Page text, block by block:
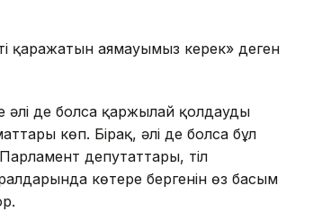
қаражатын аямауымыз керек» деген
әлі де болса қаржылай қолдаудың
көп. Бірақ, әлі де болса бұл
депутаттары, тіл
көтере бергенін өз басым